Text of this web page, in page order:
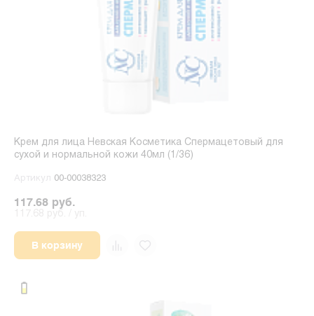
Крем для лица Невская Косметика Спермацетовый для
сухой и нормальной кожи 40мл (1/36)
Артикул 00-00038323
117.68 руб.
В корзину